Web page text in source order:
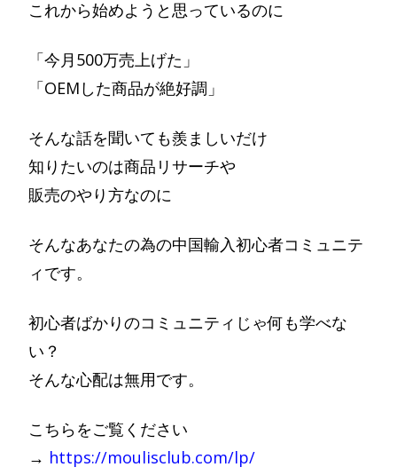
これから始めようと思っているのに
「今月500万売上げた」
「OEMした商品が絶好調」
そんな話を聞いても羨ましいだけ
知りたいのは商品リサーチや
販売のやり方なのに
そんなあなたの為の中国輸入初心者コミュニテ
ィです。
初心者ばかりのコミュニティじゃ何も学べな
い？
そんな心配は無用です。
こちらをご覧ください
→ https://moulisclub.com/lp/